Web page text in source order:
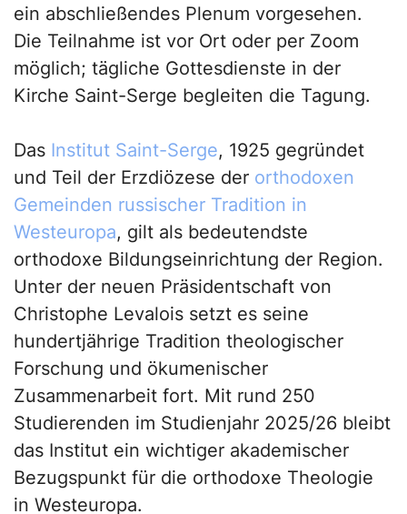
ein abschließendes Plenum vorgesehen.
Die Teilnahme ist vor Ort oder per Zoom
möglich; tägliche Gottesdienste in der
Kirche Saint-Serge begleiten die Tagung.
Das Institut Saint-Serge, 1925 gegründet
und Teil der Erzdiözese der orthodoxen
Gemeinden russischer Tradition in
Westeuropa, gilt als bedeutendste
orthodoxe Bildungseinrichtung der Region.
Unter der neuen Präsidentschaft von
Christophe Levalois setzt es seine
hundertjährige Tradition theologischer
Forschung und ökumenischer
Zusammenarbeit fort. Mit rund 250
Studierenden im Studienjahr 2025/26 bleibt
das Institut ein wichtiger akademischer
Bezugspunkt für die orthodoxe Theologie
in Westeuropa.